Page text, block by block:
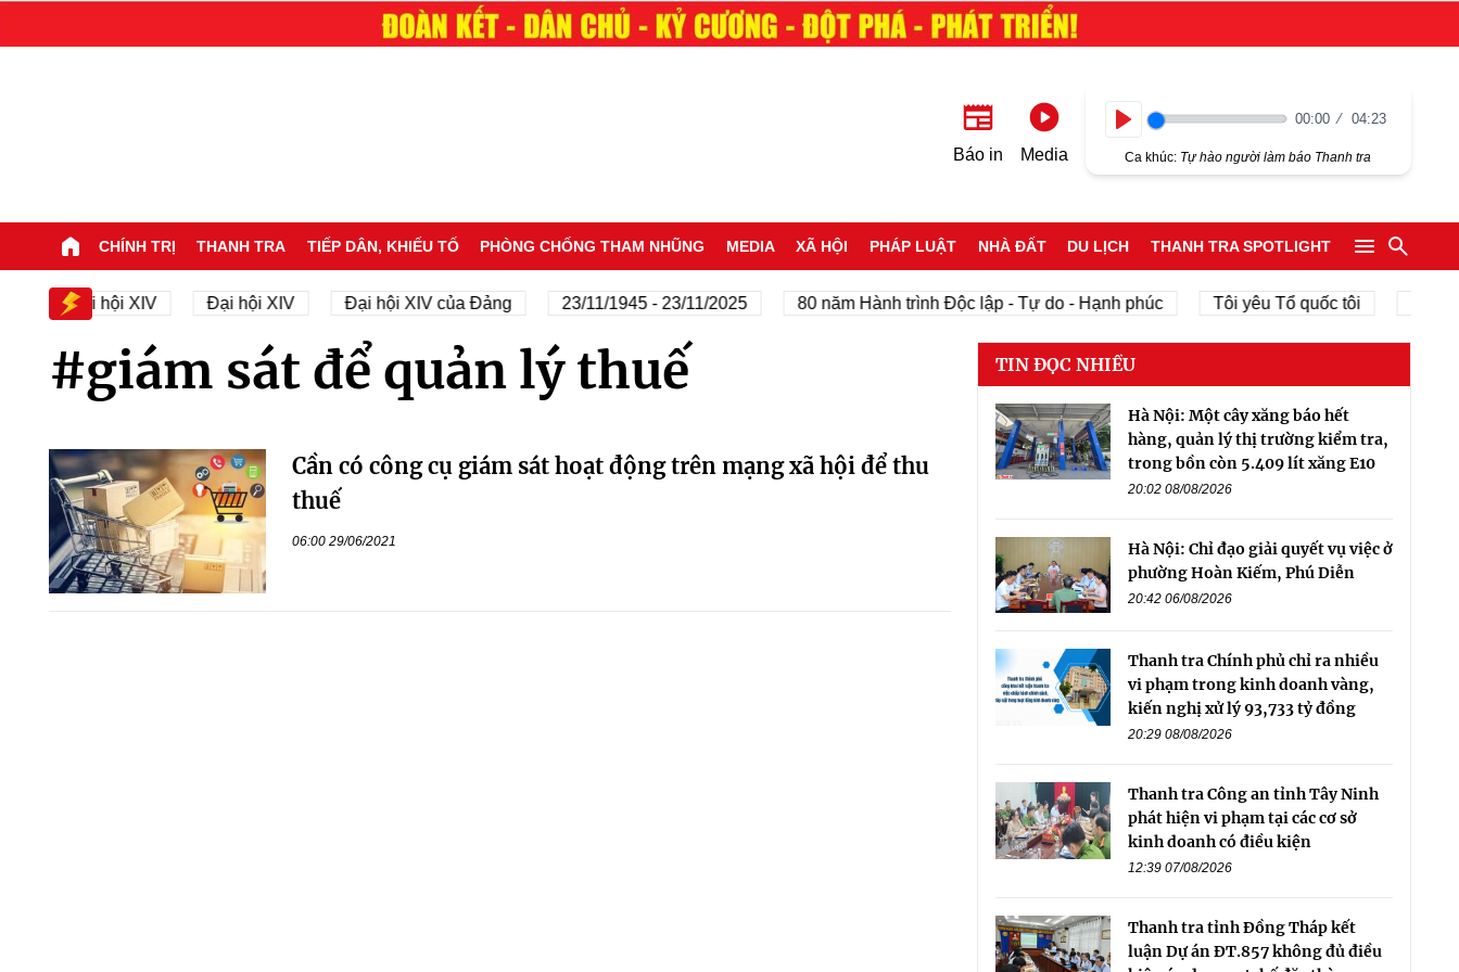
Báo in Media
00:00 04:23
Ca khúc: Tự hào người làm báo Thanh tra
CHÍNH TRỊ THANH TRA TIẾP DÂN, KHIẾU TỐ PHÒNG CHỐNG THAM NHŨNG MEDIA XÃ HỘI PHÁP LUẬT NHÀ ĐẤT DU LỊCH THANH TRA SPOTLIGHT
sự Đại hội XIV Đại hội XIV Đại hội XIV của Đảng 23/11/1945 - 23/11/2025 80 năm Hành trình Độc lập - Tự do - Hạnh phúc Tôi yêu Tổ quốc tôi
#giám sát để quản lý thuế
Cần có công cụ giám sát hoạt động trên mạng xã hội để thu
thuế
06:00 29/06/2021
TIN ĐỌC NHIỀU
Hà Nội: Một cây xăng báo hết
hàng, quản lý thị trường kiểm tra,
trong bồn còn 5.409 lít xăng E10
20:02 08/08/2026
Hà Nội: Chỉ đạo giải quyết vụ việc ở
phường Hoàn Kiếm, Phú Diễn
20:42 06/08/2026
Thanh tra Chính phủ chỉ ra nhiều
vi phạm trong kinh doanh vàng,
kiến nghị xử lý 93,733 tỷ đồng
20:29 08/08/2026
Thanh tra Công an tỉnh Tây Ninh
phát hiện vi phạm tại các cơ sở
kinh doanh có điều kiện
12:39 07/08/2026
Thanh tra tỉnh Đồng Tháp kết
luận Dự án ĐT.857 không đủ điều